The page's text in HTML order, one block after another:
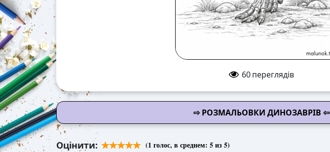
60 переглядів
⇨ РОЗМАЛЬОВКИ ДИНОЗАВРІВ ⇦
Оцінити: (1 голос, в среднем: 5из 5)